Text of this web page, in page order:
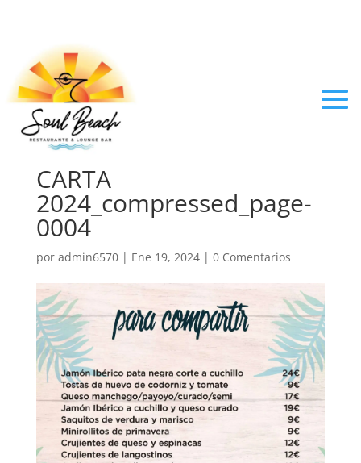
CARTA
2024_compressed_page-
0004
por admin6570| Ene 19, 2024| 0 Comentarios